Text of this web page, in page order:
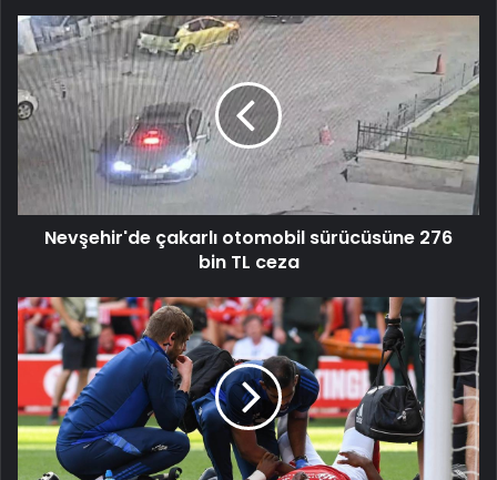
Nevşehir'de
çakarlı
otomobil
sürücüsüne
276
bin
Nevşehir'de çakarlı otomobil sürücüsüne 276
bin TL ceza
Direğe
çarptığı
için
bağırsakları
yırtılmıştı!
Taiwo
Awoniyi
yapay